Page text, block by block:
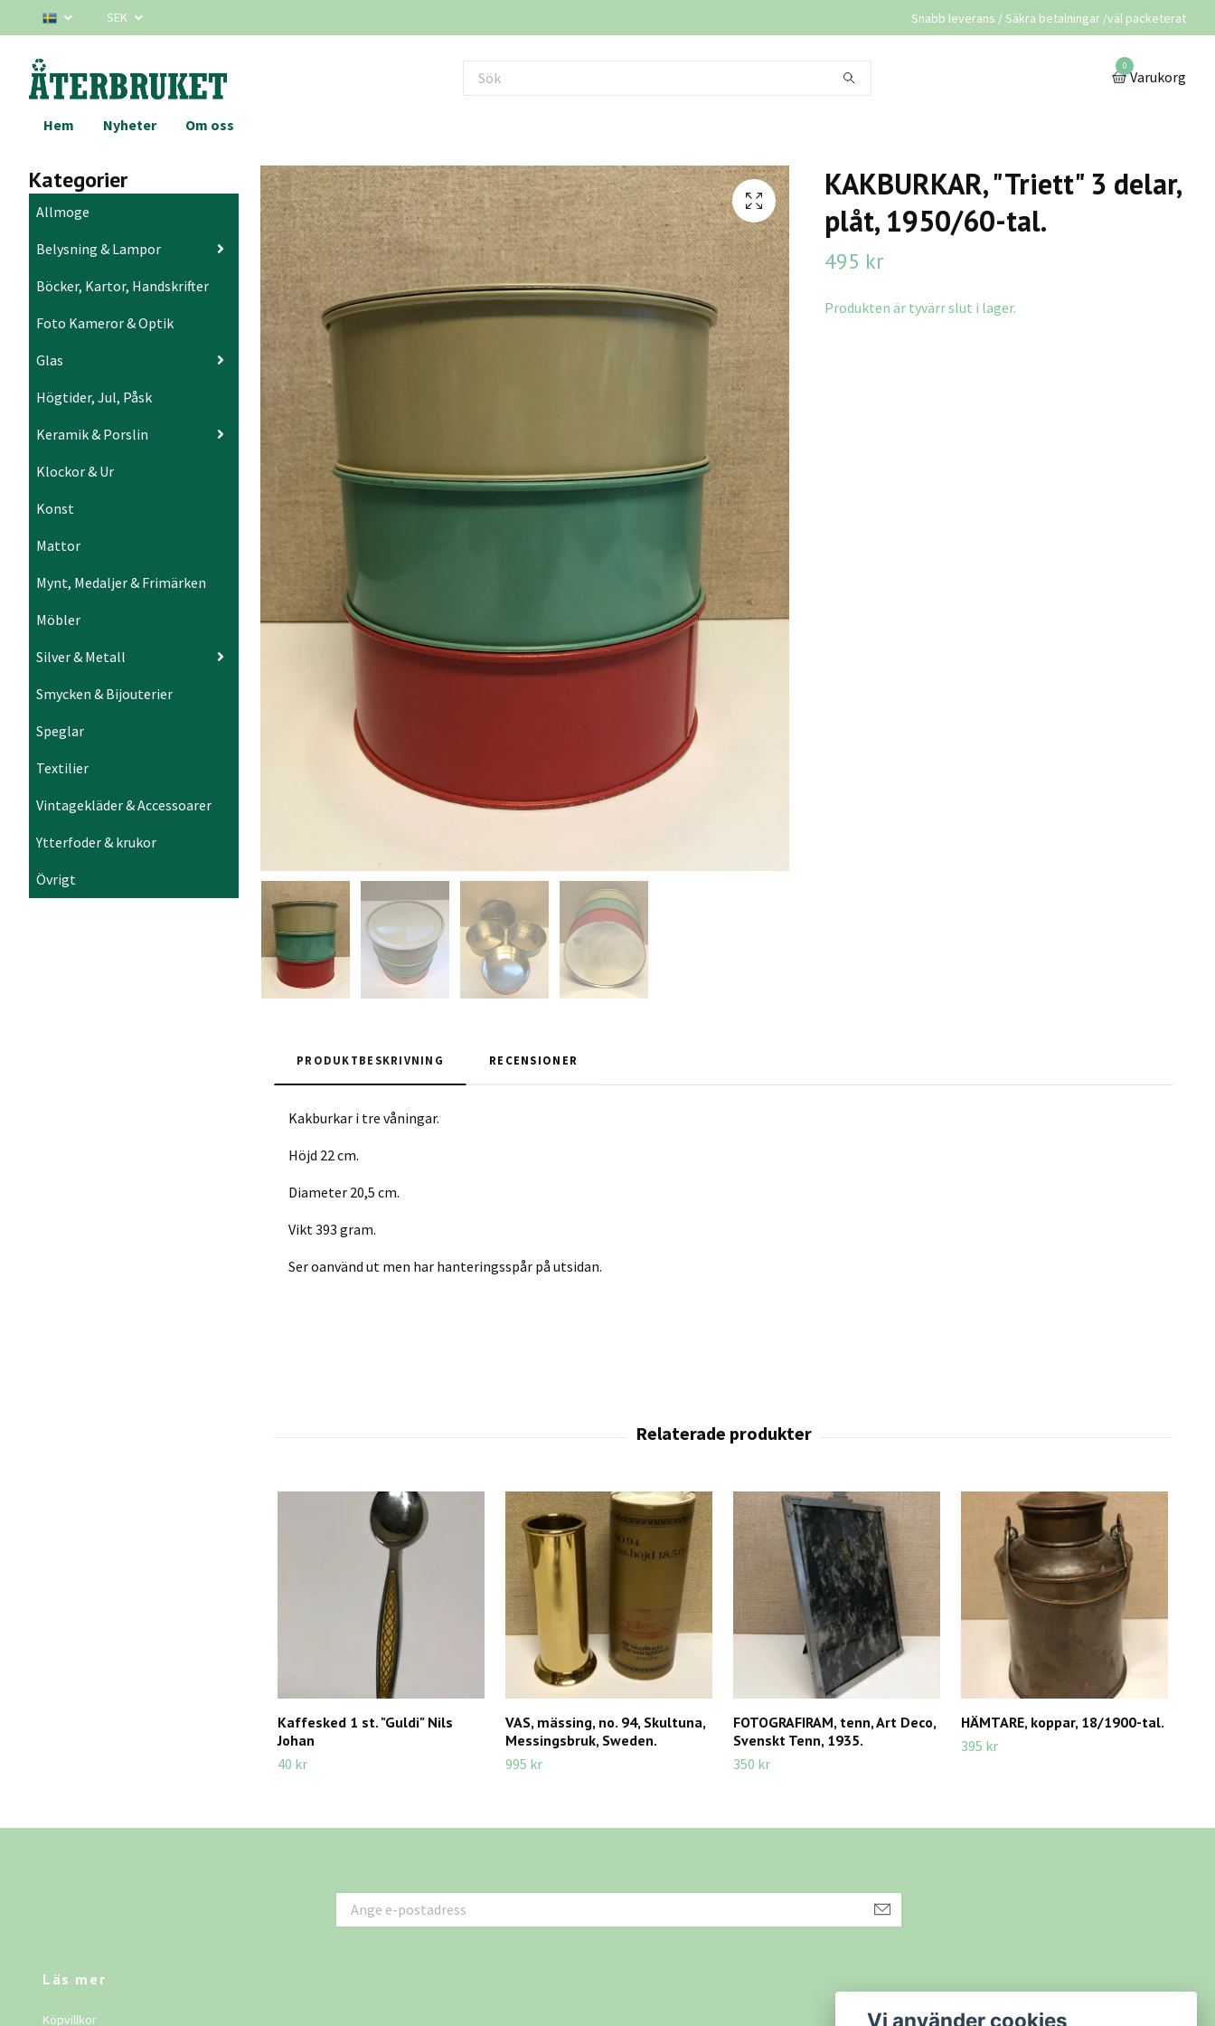
SEK Snabb leverans / Säkra betalningar /väl packeterat
0
Varukorg
Hem Nyheter Om oss
Kategorier
Allmoge
Belysning & Lampor
Böcker, Kartor, Handskrifter
Foto Kameror & Optik
Glas
Högtider, Jul, Påsk
Keramik & Porslin
Klockor & Ur
Konst
Mattor
Mynt, Medaljer & Frimärken
Möbler
Silver & Metall
Smycken & Bijouterier
Speglar
Textilier
Vintagekläder & Accessoarer
Ytterfoder & krukor
Övrigt
KAKBURKAR, "Triett" 3 delar,
plåt, 1950/60-tal.
495 kr
Produkten är tyvärr slut i lager.
PRODUKTBESKRIVNING RECENSIONER
Kakburkar i tre våningar.
Höjd 22 cm.
Diameter 20,5 cm.
Vikt 393 gram.
Ser oanvänd ut men har hanteringsspår på utsidan.
Kaffesked 1 st. "Guldi" Nils
Johan
40 kr
VAS, mässing, no. 94, Skultuna,
Messingsbruk, Sweden.
995 kr
FOTOGRAFIRAM, tenn, Art Deco,
Svenskt Tenn, 1935.
350 kr
HÄMTARE, koppar, 18/1900-tal.
395 kr
Läs mer
Köpvillkor Vi använder cookies